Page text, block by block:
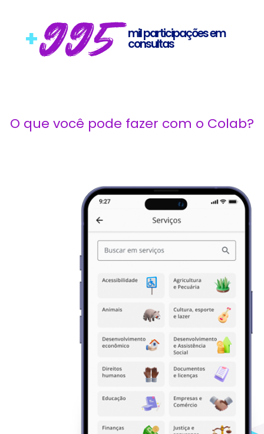
+995mil participações em
consultas
O que você pode fazer com o Colab?